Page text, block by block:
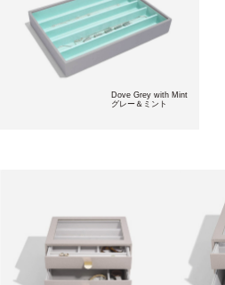
Dove Grey with Mint
グレー＆ミント